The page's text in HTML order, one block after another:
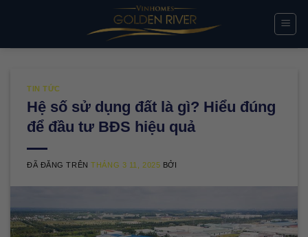
TIN TỨC
Hệ số sử dụng đất là gì? Hiểu đúng
để đầu tư BĐS hiệu quả
ĐÃ ĐĂNG TRÊNTHÁNG 3 11, 2025 BỞI